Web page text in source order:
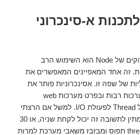
א-סינכרוני
אחד היתרונות המובהקים של Node הוא השימוש הרב
זה אחד המאפיינים המאפשרים את
של שפה זו. אסינכרוניות פותר את
צוואר הבקבוק של מערכות רבות ובפרט מערכות web
ושרתים: ההמתנה של Thread לפעולת I/O. למשל אם הרצתי
שאילתה לDB ואני ממתין לתשובה זה יכול לקחת שניה, או 30
שניות. בזמן הזה הthread תפוס ומבזבז משאבי מערכת למרות